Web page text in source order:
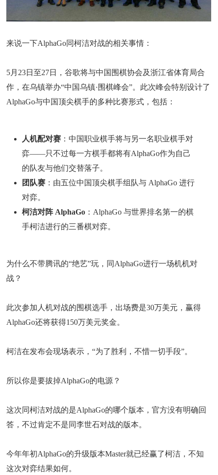
来说一下AlphaGo同柯洁对战的相关事情：
5月23日至27日，谷歌将与中国围棋协会及浙江省体育局合
作，在乌镇举办“中国乌镇·围棋峰会”。此次峰会特别设计了
AlphaGo与中国顶尖棋手的多种比赛形式，包括：
人机配对赛 ：中国职业棋手将与另一名职业棋手对
弈——只不过每一方棋手都将有AlphaGo作为自己
的队友与他们交替落子。
团队赛 ：由五位中国顶尖棋手组队与 AlphaGo 进行
对弈。
柯洁对阵 AlphaGo ：AlphaGo 与世界排名第一的棋
手柯洁进行的三番棋对弈。
为什么不带腾讯的“绝艺”玩，同AlphaGo进行一场机机对
战？
此次参加人机对战的围棋选手，出场费是30万美元，赢得
AlphaGo还将获得150万美元奖金。
柯洁在发布会现场表示，“为了胜利，不惜一切手段”。
所以你是要拔掉AlphaGo的电源？
这次同柯洁对战的是AlphaGo的哪个版本，官方没有明确回
答，不过肯定不是同李世石对战的版本。
今年年初AlphaGo的升级版本Master就已经赢了柯洁，不知
这次对弈结果如何。